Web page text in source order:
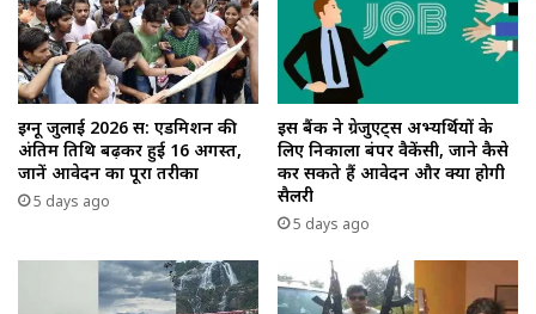
इग्नू जुलाई 2026 सत्र: एडमिशन की
अंतिम तिथि बढ़कर हुई 16 अगस्त,
जानें आवेदन का पूरा तरीका
5 days ago
इस बैंक ने ग्रेजुएट्स अभ्यर्थियों के
लिए निकाला बंपर वैकेंसी, जाने कैसे
कर सकते हैं आवेदन और क्या होगी
सैलरी
5 days ago